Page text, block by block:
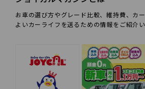
お車の選び方やグレード比較、維持費、カ
よいカーライフを送るための情報をご紹介い